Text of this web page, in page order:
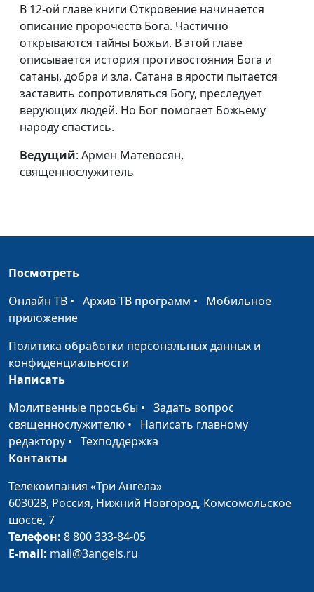
Откровение
священнослужитель
Тайна запечатанного
свитка
Армен Матевосян,
священнослужитель
Престол Божий
Армен Матевосян,
священнослужитель
Лаодикия: народ суда
священнослужитель
Филадельфия:
Верность Богу
священнослужитель
руках
священнослужитель
Явление Бога
Путешествие по книге
Откровение
Армен Матевосян,
священнослужитель
Андрей Демидов,
священнослужитель
Жизнь с Богом
В 12-ой главе книги Откровение начинается
описание пророчеств Бога. Частично
открываются тайны Божьи. В этой главе
описывается история противостояния Бога и
сатаны, добра и зла. Сатана в ярости пытается
заставить сопротивляться Богу, преследует
верующих людей. Но Бог помогает Божьему
народу спастись.
Ведущий: Армен Матевосян,
священнослужитель
Посмотреть
Онлайн ТВ • Архив ТВ программ • Мобильное
приложение
Политика обработки персональных данных и
конфиденциальности
Написать
Молитвенные просьбы • Задать вопрос
священнослужителю • Написать главному
редактору • Техподдержка
Контакты
Телекомпания «Три Ангела»
603028, Россия, Нижний Новгород, Комсомольское
шоссе, 7
Телефон: 8 800 333-84-05
E-mail: mail@3angels.ru